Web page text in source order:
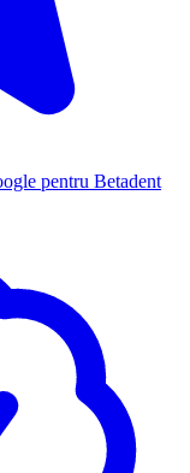
pentru Betadent